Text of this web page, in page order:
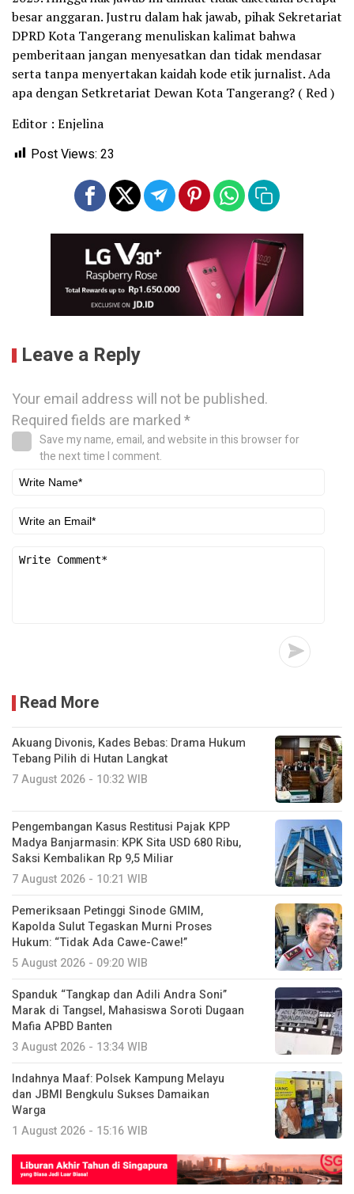
besar anggaran. Justru dalam hak jawab, pihak Sekretariat
DPRD Kota Tangerang menuliskan kalimat bahwa
pemberitaan jangan menyesatkan dan tidak mendasar
serta tanpa menyertakan kaidah kode etik jurnalist. Ada
apa dengan Setkretariat Dewan Kota Tangerang? ( Red )
Editor : Enjelina
Post Views: 23
Leave a Reply
Your email address will not be published.
Required fields are marked*
Save my name, email, and website in this browser for
the next time I comment.
Read More
Akuang Divonis, Kades Bebas: Drama Hukum
Tebang Pilih di Hutan Langkat
7 August 2026 - 10:32 WIB
Pengembangan Kasus Restitusi Pajak KPP
Madya Banjarmasin: KPK Sita USD 680 Ribu,
Saksi Kembalikan Rp 9,5 Miliar
7 August 2026 - 10:21 WIB
Pemeriksaan Petinggi Sinode GMIM,
Kapolda Sulut Tegaskan Murni Proses
Hukum: “Tidak Ada Cawe-Cawe!”
5 August 2026 - 09:20 WIB
Spanduk “Tangkap dan Adili Andra Soni”
Marak di Tangsel, Mahasiswa Soroti Dugaan
Mafia APBD Banten
3 August 2026 - 13:34 WIB
Indahnya Maaf: Polsek Kampung Melayu
dan JBMI Bengkulu Sukses Damaikan
Warga
1 August 2026 - 15:16 WIB